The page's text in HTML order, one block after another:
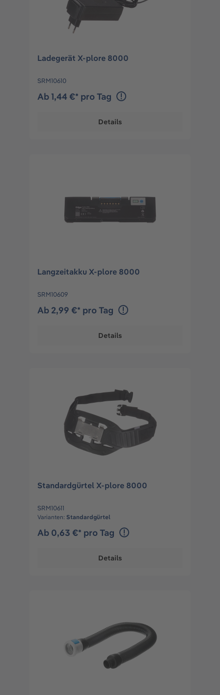
Ladegerät X-plore 8000
SRM10610
Ab 1,44 €* pro Tag
Details
Langzeitakku X-plore 8000
SRM10609
Ab 2,99 €* pro Tag
Details
Standardgürtel X-plore 8000
SRM10611
Varianten: Standardgürtel
Ab 0,63 €* pro Tag
Details